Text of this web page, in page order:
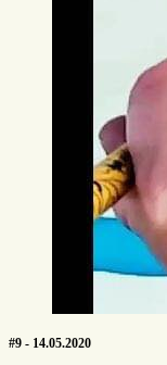
#9 - 14.05.2020